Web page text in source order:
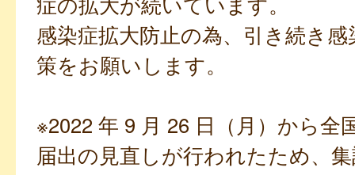
感染症拡大防止の為、引き続き感
策をお願いします。
※2022 年 9 月 26 日（月）から全
届出の見直しが行われたため、